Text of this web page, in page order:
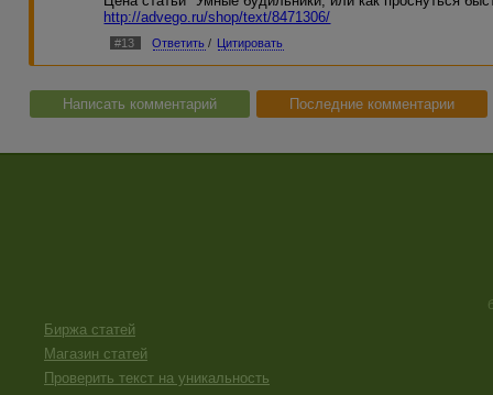
http://advego.ru/shop/text/8471306/
#13 Ответить / Цитировать
Написать комментарий Последние комментарии
Биржа статей
Магазин статей
Проверить текст на уникальность